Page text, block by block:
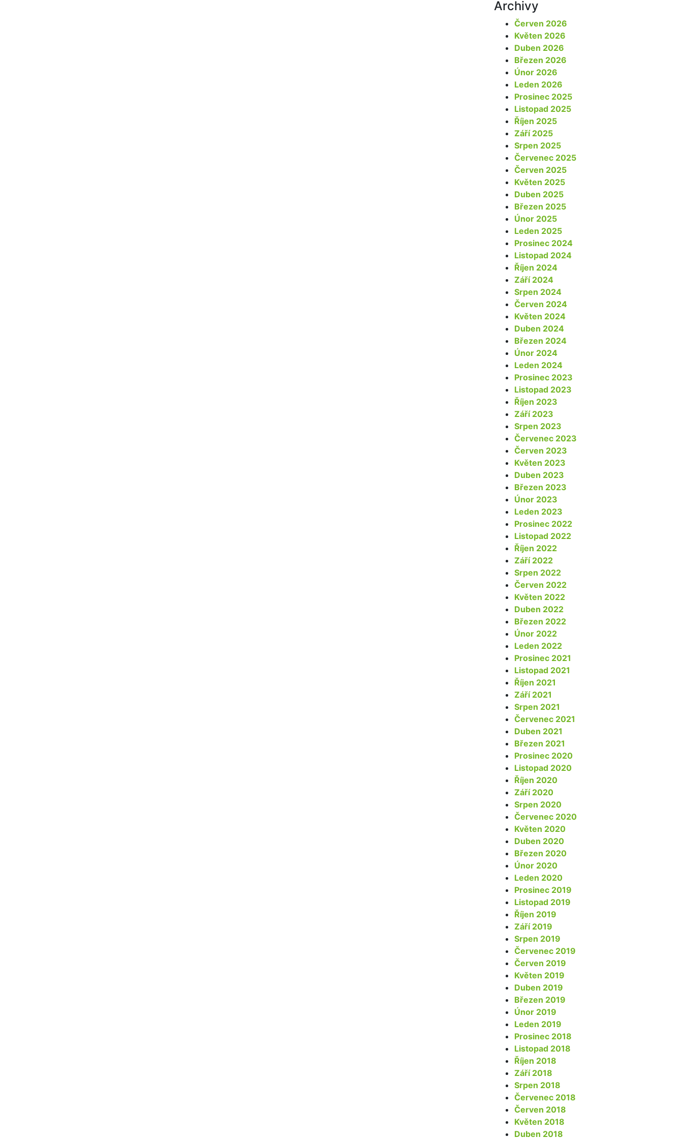
Archivy
Červen 2026
Květen 2026
Duben 2026
Březen 2026
Únor 2026
Leden 2026
Prosinec 2025
Listopad 2025
Říjen 2025
Září 2025
Srpen 2025
Červenec 2025
Červen 2025
Květen 2025
Duben 2025
Březen 2025
Únor 2025
Leden 2025
Prosinec 2024
Listopad 2024
Říjen 2024
Září 2024
Srpen 2024
Červen 2024
Květen 2024
Duben 2024
Březen 2024
Únor 2024
Leden 2024
Prosinec 2023
Listopad 2023
Říjen 2023
Září 2023
Srpen 2023
Červenec 2023
Červen 2023
Květen 2023
Duben 2023
Březen 2023
Únor 2023
Leden 2023
Prosinec 2022
Listopad 2022
Říjen 2022
Září 2022
Srpen 2022
Červen 2022
Květen 2022
Duben 2022
Březen 2022
Únor 2022
Leden 2022
Prosinec 2021
Listopad 2021
Říjen 2021
Září 2021
Srpen 2021
Červenec 2021
Duben 2021
Březen 2021
Prosinec 2020
Listopad 2020
Říjen 2020
Září 2020
Srpen 2020
Červenec 2020
Květen 2020
Duben 2020
Březen 2020
Únor 2020
Leden 2020
Prosinec 2019
Listopad 2019
Říjen 2019
Září 2019
Srpen 2019
Červenec 2019
Červen 2019
Květen 2019
Duben 2019
Březen 2019
Únor 2019
Leden 2019
Prosinec 2018
Listopad 2018
Říjen 2018
Září 2018
Srpen 2018
Červenec 2018
Červen 2018
Květen 2018
Duben 2018